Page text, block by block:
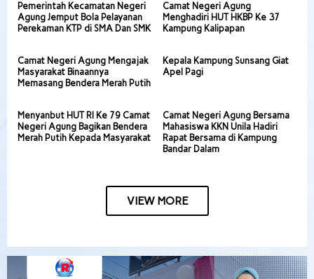
Pemerintah Kecamatan Negeri
Agung Jemput Bola Pelayanan
Perekaman KTP di SMA Dan SMK
Camat Negeri Agung
Menghadiri HUT HKBP Ke 37
Kampung Kalipapan
Camat Negeri Agung Mengajak
Masyarakat Binaannya
Memasang Bendera Merah Putih
Kepala Kampung Sunsang Giat
Apel Pagi
Menyanbut HUT RI Ke 79 Camat
Negeri Agung Bagikan Bendera
Merah Putih Kepada Masyarakat
Camat Negeri Agung Bersama
Mahasiswa KKN Unila Hadiri
Rapat Bersama di Kampung
Bandar Dalam
VIEW MORE